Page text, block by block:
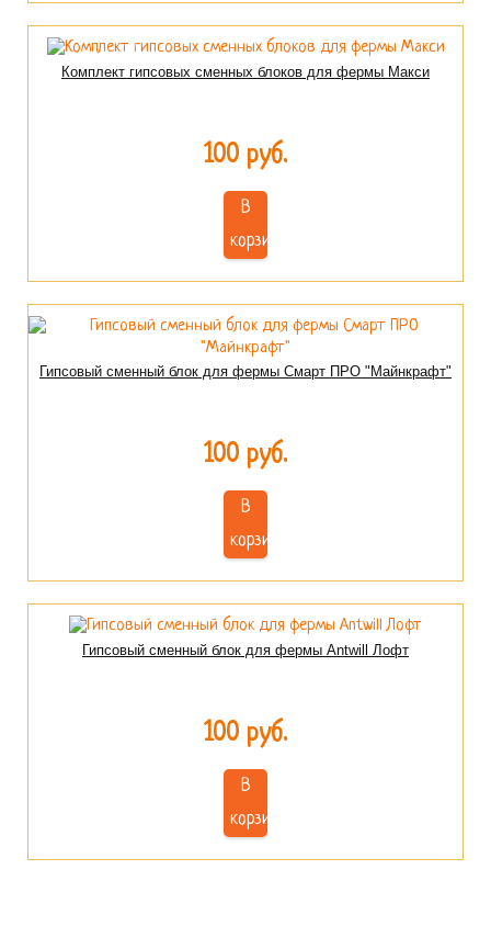
Комплект гипсовых сменных блоков для фермы Макси
100 руб.
В
корзину
Гипсовый сменный блок для фермы Смарт ПРО "Майнкрафт"
100 руб.
В
корзину
Гипсовый сменный блок для фермы Antwill Лофт
100 руб.
В
корзину